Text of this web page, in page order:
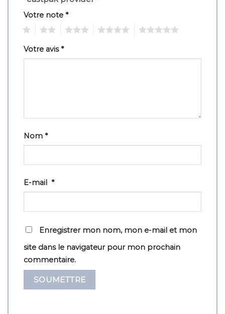
Votre note *
Votre avis*
Nom *
E-mail *
Enregistrer mon nom, mon e-mail et mon
site dans le navigateur pour mon prochain
commentaire.